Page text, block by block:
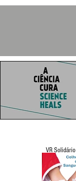
VR Solidário